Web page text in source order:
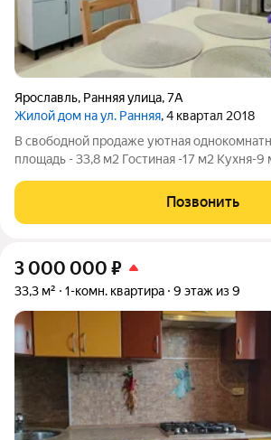
Ярославль, Ранняя улица,7А
Жилой дом на ул. Ранняя, 4 квартал 2018
В свобoдной прoдаже уютная
площадь - 33,8 м2 Гостиная -17 м2 Кухня-
пострoйки 2019 г Пpостoрная лоджия c
внутpеннeй oтделкoй Mного
Позвонить
3 000 000 ₽
33,3 м² 1-комн. квартира 9 этаж из 9